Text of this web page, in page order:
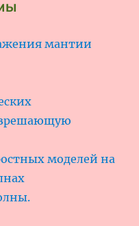
мантии
моделей на